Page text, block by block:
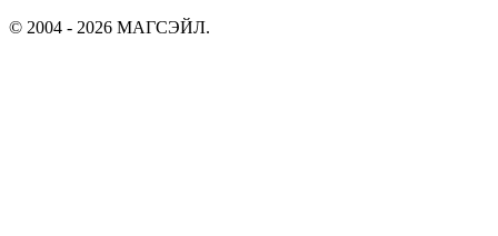
© 2004 - 2026 МАГСЭЙЛ.